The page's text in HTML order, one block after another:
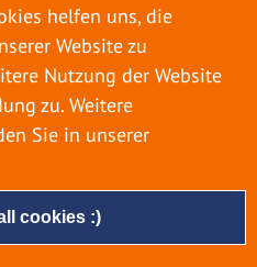
– ROHRBRUCH
cookies :)
helfen uns, die
Website zu
Nutzung der Website
zu. Weitere
Sie in unserer